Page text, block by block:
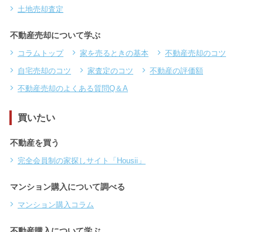
土地売却査定
不動産売却について学ぶ
コラムトップ 家を売るときの基本
不動産売却のコツ
自宅売却のコツ
家査定のコツ
不動産の評価額
不動産売却のよくある質問Q＆A
買いたい
不動産を買う
完全会員制の家探しサイト「Housii」
マンション購入について調べる
マンション購入コラム